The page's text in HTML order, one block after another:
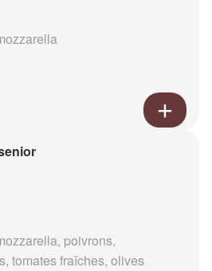
poivrons,
tomates fraîches, olives